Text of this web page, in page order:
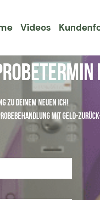
Videos
zu Deinem neuen ICH!
mit Geld-